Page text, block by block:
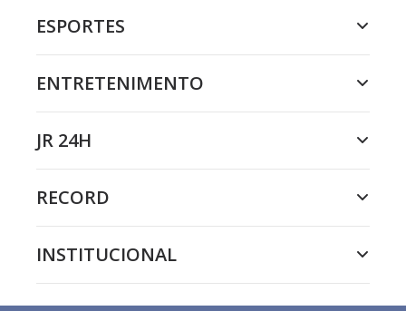
ESPORTES
ENTRETENIMENTO
JR 24H
RECORD
INSTITUCIONAL